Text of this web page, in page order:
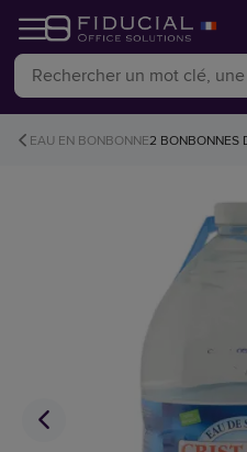
EAU EN BONBONNE2 BONBONNES